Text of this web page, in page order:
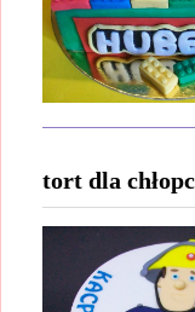
tort dla